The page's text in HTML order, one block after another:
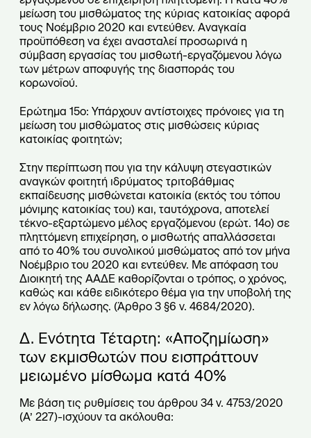
μείωση του μισθώματος της κύριας κατοικίας αφορά
τους Νοέμβριο 2020 και εντεύθεν. Αναγκαία
προϋπόθεση να έχει ανασταλεί προσωρινά η
σύμβαση εργασίας του μισθωτή-εργαζόμενου λόγω
των μέτρων αποφυγής της διασποράς του
κορωνοϊού.
Ερώτημα 15ο: Υπάρχουν αντίστοιχες πρόνοιες για τη
μείωση του μισθώματος στις μισθώσεις κύριας
κατοικίας φοιτητών;
Στην περίπτωση που για την κάλυψη στεγαστικών
αναγκών φοιτητή ιδρύματος τριτοβάθμιας
εκπαίδευσης μισθώνεται κατοικία (εκτός του τόπου
μόνιμης κατοικίας του) και, ταυτόχρονα, αποτελεί
τέκνο-εξαρτώμενο μέλος εργαζόμενου (ερώτ. 14ο) σε
πληττόμενη επιχείρηση, ο μισθωτής απαλλάσσεται
από το 40% του συνολικού μισθώματος από τον μήνα
Νοέμβριο του 2020 και εντεύθεν. Με απόφαση του
Διοικητή της ΑΑΔΕ καθορίζονται ο τρόπος, ο χρόνος,
καθώς και κάθε ειδικότερο θέμα για την υποβολή της
εν λόγω δήλωσης. (Άρθρο 3 §6 ν. 4684/2020).
Δ. Ενότητα Τέταρτη: «Αποζημίωση»
των εκμισθωτών που εισπράττουν
μειωμένο μίσθωμα κατά 40%
Με βάση τις ρυθμίσεις του άρθρου 34 ν. 4753/2020
(Α’ 227)-ισχύουν τα ακόλουθα: